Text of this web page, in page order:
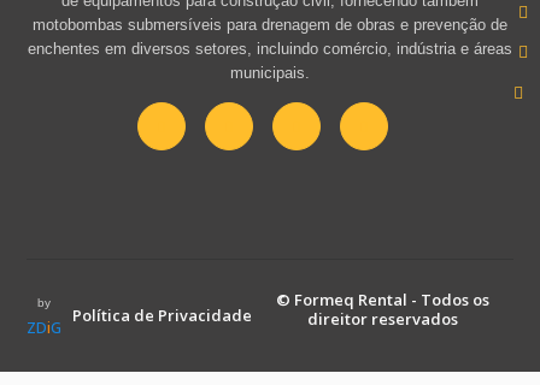
motobombas submersíveis para drenagem de obras e prevenção de
enchentes em diversos setores, incluindo comércio, indústria e áreas
municipais.
by
ZDiG
Política de Privacidade
© Formeq Rental - Todos os
direitor reservados